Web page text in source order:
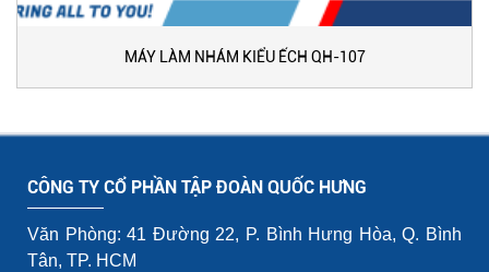
MÁY LÀM NHÁM KIỂU ẾCH QH-107
CÔNG TY CỔ PHẦN TẬP ĐOÀN QUỐC HƯNG
Văn Phòng: 41 Đường 22, P. Bình Hưng Hòa, Q. Bình
Tân, TP. HCM